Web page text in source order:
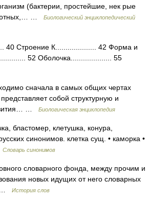
(бактерии, простейшие, нек рые
…
Биологический энциклопедический
40 Строение К.................... 42 Форма и
52 Оболочка.................... 55
сначала в самых общих чертах
собой структурную и
…
Биологическая энциклопедия
бластомер, клетушка, конура,
синонимов. клетка сущ. • каморка •
Словарь синонимов
словарного фонда, между прочим и
новых идущих от него словарных
…
История слов